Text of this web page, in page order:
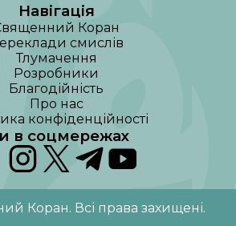
Навігація
Коран
смислів
Тлумачення
Розробники
Благодійність
Про нас
конфіденційності
в соцмережах
Коран. Всі права захищені.